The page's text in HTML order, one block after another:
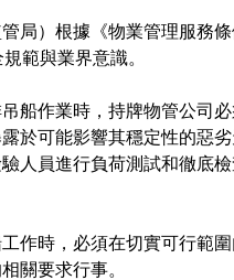
局）根據《物業管理服務
範與業界意識。
船作業時，持牌物管公司
於可能影響其穩定性的惡
人員進行負荷測試和徹底
作時，必須在切實可行範
關要求行事。